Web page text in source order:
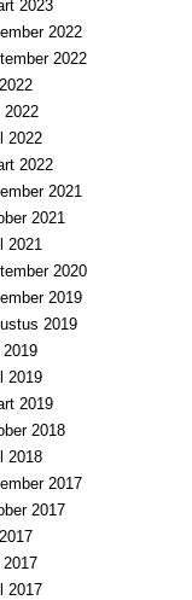
2023
2022
2022
2022
2022
2022
2021
2021
2021
2020
2019
2019
2019
2019
2018
2018
2017
2017
2017